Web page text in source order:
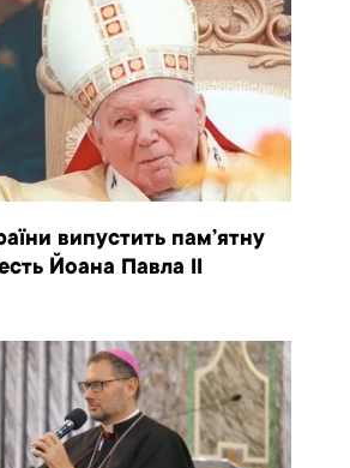
випустить пам’ятну
Йоана Павла II